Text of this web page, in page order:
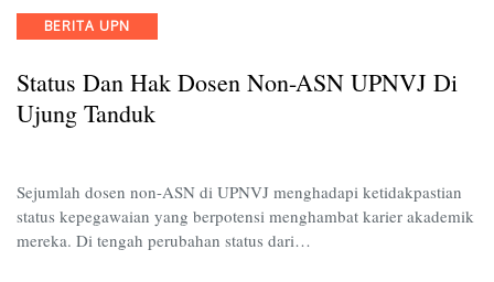
ASN
Categories
BERITA UPN
Status Dan Hak Dosen Non-ASN UPNVJ Di
Ujung Tanduk
Sejumlah dosen non-ASN di UPNVJ menghadapi ketidakpastian
status kepegawaian yang berpotensi menghambat karier akademik
mereka. Di tengah perubahan status dari…